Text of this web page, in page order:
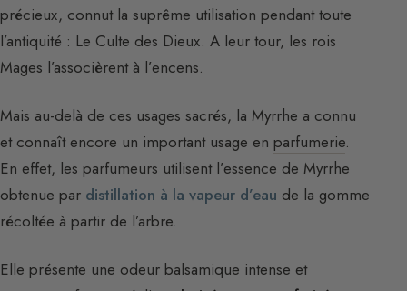
précieux, connut la suprême utilisation pendant toute
l’antiquité : Le Culte des Dieux. A leur tour, les rois
Mages l’associèrent à l’encens.
Mais au-delà de ces usages sacrés, la Myrrhe a connu
et connaît encore un important usage en parfumerie.
En effet, les parfumeurs utilisent l’essence de Myrrhe
obtenue par distillation à la vapeur d’eau de la gomme
récoltée à partir de l’arbre.
Elle présente une odeur balsamique intense et